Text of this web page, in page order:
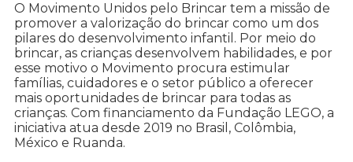
O Movimento Unidos pelo Brincar tem a missão de
promover a valorização do brincar como um dos
pilares do desenvolvimento infantil. Por meio do
brincar, as crianças desenvolvem habilidades, e por
esse motivo o Movimento procura estimular
famílias, cuidadores e o setor público a oferecer
mais oportunidades de brincar para todas as
crianças. Com financiamento da Fundação LEGO, a
iniciativa atua desde 2019 no Brasil, Colômbia,
México e Ruanda.